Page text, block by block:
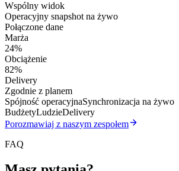
Wspólny widok
Operacyjny snapshot na żywo
Połączone dane
Marża
24%
Obciążenie
82%
Delivery
Zgodnie z planem
Spójność operacyjnaSynchronizacja na żywo
BudżetyLudzieDelivery
Porozmawiaj z naszym zespołem
FAQ